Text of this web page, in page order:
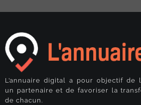
L’annuaire digital a pour objectif de
un partenaire et de favoriser la
de chacun.